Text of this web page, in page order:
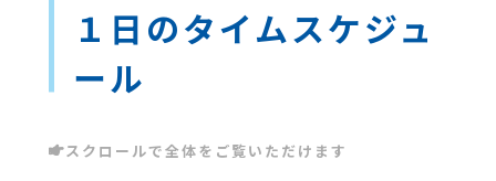
１日のタイムスケジュ
ール